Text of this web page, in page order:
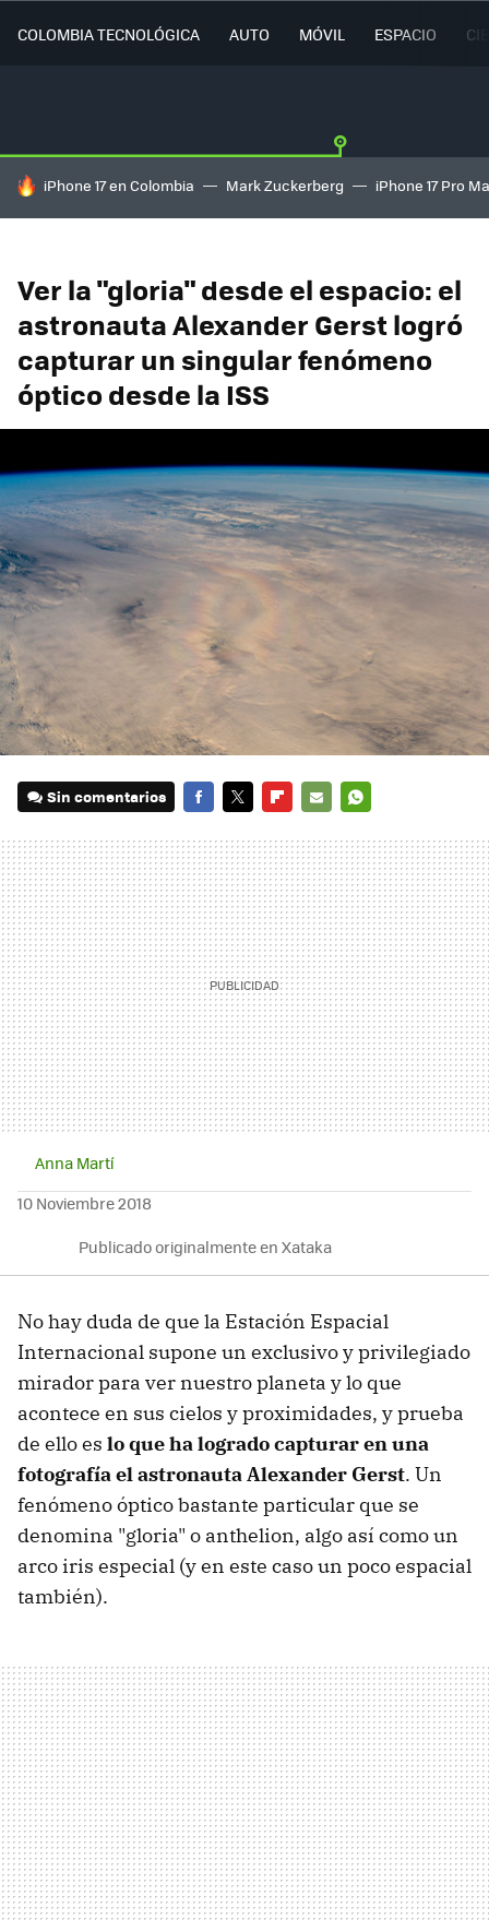
COLOMBIA TECNOLÓGICA AUTO MÓVIL ESPACIO
HOY SE HABLA DE
iPhone 17 en Colombia Mark Zuckerberg iPhone 17 Pro
Ver la "gloria" desde el espacio: el
astronauta Alexander Gerst logró
capturar un singular fenómeno
óptico desde la ISS
Sin comentarios
MAIL
Anna Martí
10 Noviembre 2018
Publicado originalmente en Xataka
No hay duda de que la Estación Espacial
Internacional supone un exclusivo y privilegiado
mirador para ver nuestro planeta y lo que
acontece en sus cielos y proximidades, y prueba
de ello es lo que ha logrado capturar en una
fotografía el astronauta Alexander Gerst. Un
fenómeno óptico bastante particular que se
denomina "gloria" o anthelion, algo así como un
arco iris especial (y en este caso un poco espacial
también).